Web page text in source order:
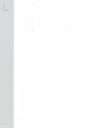
vous proposer,
coeur de
et
de 103m2
se